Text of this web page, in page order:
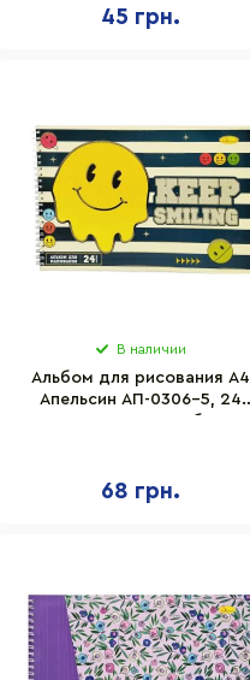
45 грн.
В наличии
Альбом для рисования A4
Апельсин АП-0306-5, 24
68 грн.